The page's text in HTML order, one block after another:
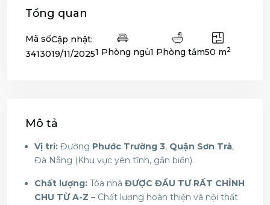
Tổng quan
Mã số
34130
Cập nhật:
19/11/20251 Phòng ngủ1 Phòng tắm50 m2
Mô tả
Vị trí: Đường Phước Trường 3, Quận Sơn Trà,
Đà Nẵng (Khu vực yên tĩnh, gần biển).
Chất lượng: Tòa nhà ĐƯỢC ĐẦU TƯ RẤT CHỈNH
CHU TỪ A-Z – Chất lượng hoàn thiện và nội thất